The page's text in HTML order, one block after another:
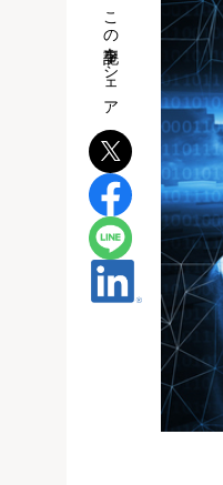
この記事をシェア